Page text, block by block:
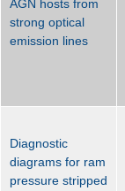
AGN hosts from
strong optical
emission lines
Diagnostic
diagrams for ram
pressure stripped